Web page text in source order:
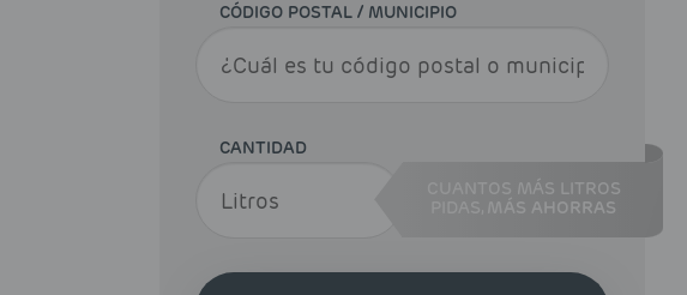
CÓDIGO POSTAL / MUNICIPIO
CANTIDAD
CUANTOS MÁS LITROS
MÁS AHORRAS